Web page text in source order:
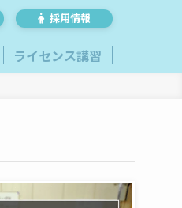
採用情報
ライセンス講習